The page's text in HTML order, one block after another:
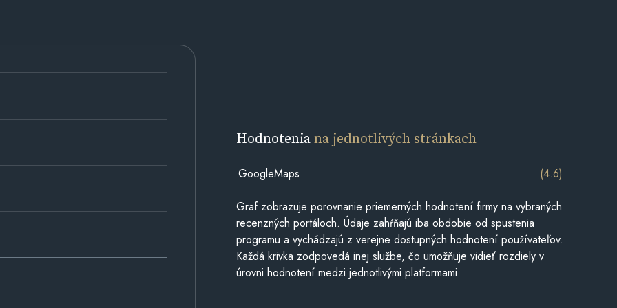
Hodnoteniana jednotlivých stránkach
GoogleMaps (4.6)
Graf zobrazuje porovnanie priemerných hodnotení firmy na vybraných
recenzných portáloch. Údaje zahŕňajú iba obdobie od spustenia
programu a vychádzajú z verejne dostupných hodnotení používateľov.
Každá krivka zodpovedá inej službe, čo umožňuje vidieť rozdiely v
úrovni hodnotení medzi jednotlivými platformami.